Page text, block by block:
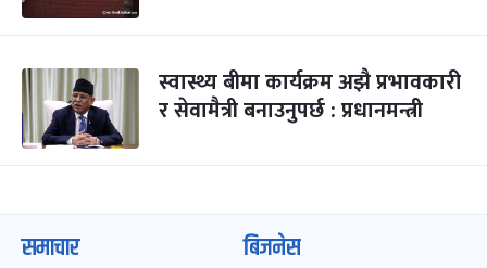
स्वास्थ्य बीमा कार्यक्रम अझै प्रभावकारी
र सेवामैत्री बनाउनुपर्छ : प्रधानमन्त्री
समाचार बिजनेस